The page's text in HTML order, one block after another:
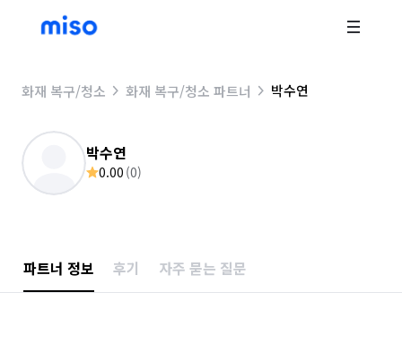
화재 복구/청소 화재 복구/청소 파트너 박수연
박수연
0.00 (0)
파트너 정보 후기 자주 묻는 질문